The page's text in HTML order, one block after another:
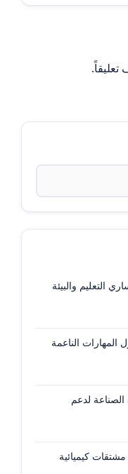
التعليم والبيئة
الناعمة
لدعم
كيميائية